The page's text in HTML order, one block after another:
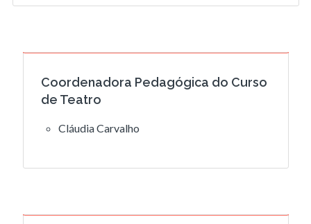
Coordenadora Pedagógica do Curso
de Teatro
Cláudia Carvalho